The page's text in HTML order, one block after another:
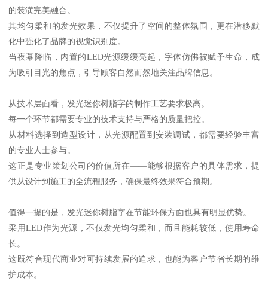
的装潢完美融合。
其均匀柔和的发光效果，不仅提升了空间的整体氛围，更在潜移默
化中强化了品牌的视觉识别度。
当夜幕降临，内置的LED光源缓缓亮起，字体仿佛被赋予生命，成
为吸引目光的焦点，引导顾客自然而然地关注品牌信息。
从技术层面看，发光迷你树脂字的制作工艺要求极高。
每一个环节都需要专业的技术支持与严格的质量把控。
从材料选择到造型设计，从光源配置到安装调试，都需要经验丰富
的专业人士参与。
这正是专业策划公司的价值所在——能够根据客户的具体需求，提
供从设计到施工的全流程服务，确保最终效果符合预期。
值得一提的是，发光迷你树脂字在节能环保方面也具有明显优势。
采用LED作为光源，不仅发光均匀柔和，而且能耗较低，使用寿命
长。
这既符合现代商业对可持续发展的追求，也能为客户节省长期的维
护成本。